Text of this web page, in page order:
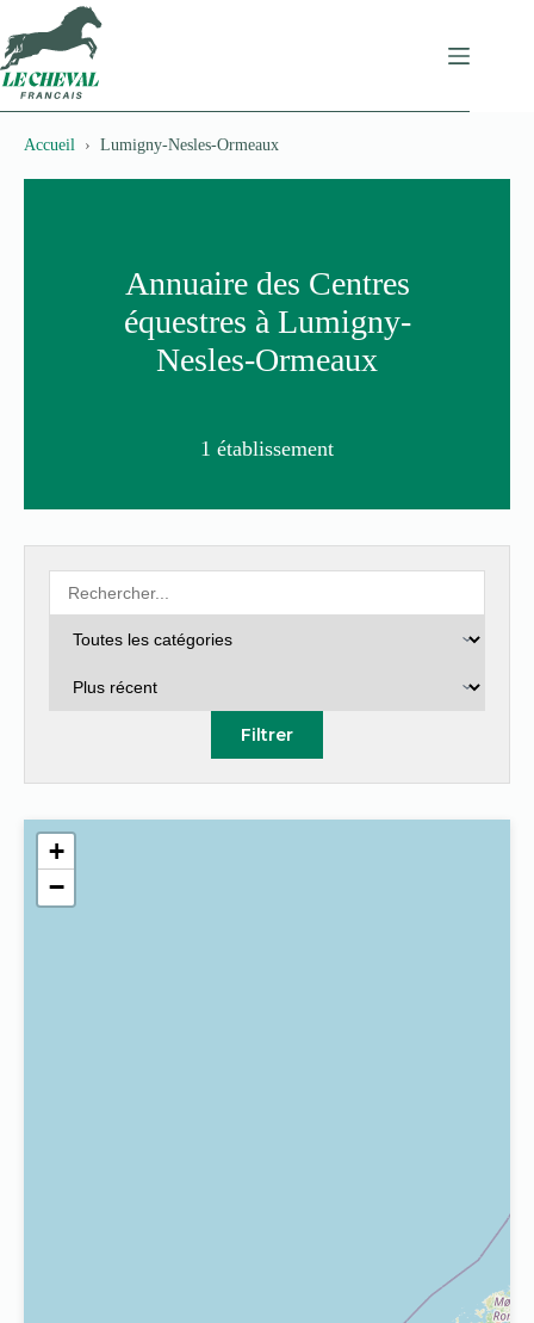
au
contenu
Accueil Lumigny-Nesles-Ormeaux
Annuaire des Centres
équestres à Lumigny-
Nesles-Ormeaux
1 établissement
Filtrer
+
−